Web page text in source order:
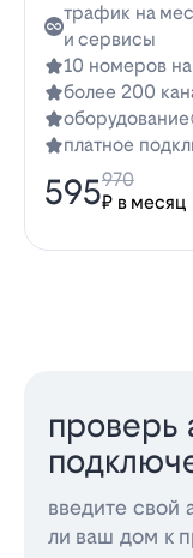
трафик на
и сервисы
10 номеров
более 200
оборудование
платное
595₽ в месяц
970
проверь адрес
введите свой
ли ваш дом к